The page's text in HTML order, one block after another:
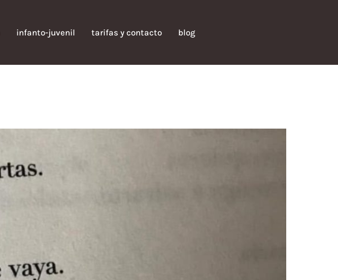
infanto-juvenil tarifas y contacto blog